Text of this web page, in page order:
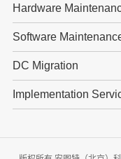
Hardware
Software
DC Migration
Implementation